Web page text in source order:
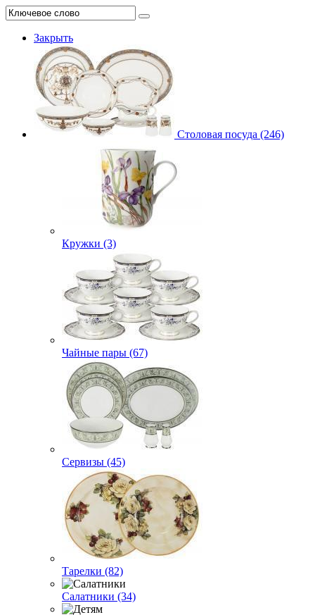
Закрыть
Столовая посуда (246)
Кружки (3)
Чайные пары (67)
Сервизы (45)
Тарелки (82)
Салатники (34)